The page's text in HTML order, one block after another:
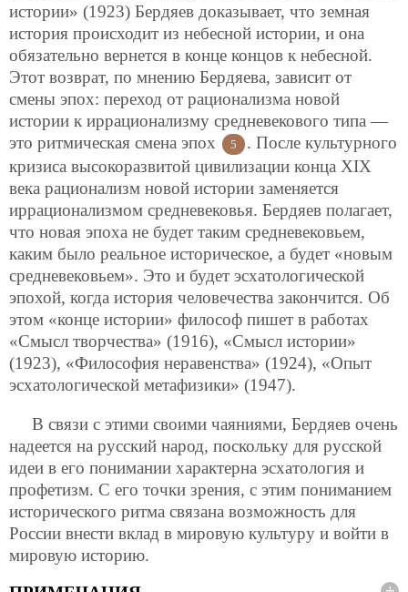
истории» (1923) Бердяев доказывает, что земная
история происходит из небесной истории, и она
обязательно вернется в конце концов к небесной.
Этот возврат, по мнению Бердяева, зависит от
смены эпох: переход от рационализма новой
истории к иррационализму средневекового типа —
это ритмическая смена эпох
5
. После культурного
кризиса высокоразвитой цивилизации конца XIX
века рационализм новой истории заменяется
иррационализмом средневековья. Бердяев полагает,
что новая эпоха не будет таким средневековьем,
каким было реальное историческое, а будет «новым
средневековьем». Это и будет эсхатологической
эпохой, когда история человечества закончится. Об
этом «конце истории» философ пишет в работах
«Смысл творчества» (1916), «Смысл истории»
(1923), «Философия неравенства» (1924), «Опыт
эсхатологической метафизики» (1947).
В связи с этими своими чаяниями, Бердяев очень
надеется на русский народ, поскольку для русской
идеи в его понимании характерна эсхатология и
профетизм. С его точки зрения, с этим пониманием
исторического ритма связана возможность для
России внести вклад в мировую культуру и войти в
мировую историю.